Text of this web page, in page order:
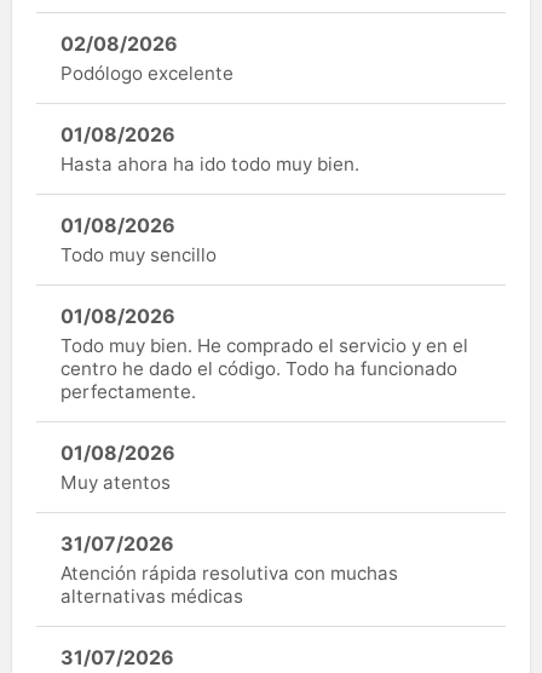
02/08/2026
Podólogo excelente
01/08/2026
Hasta ahora ha ido todo muy bien.
01/08/2026
Todo muy sencillo
01/08/2026
Todo muy bien. He comprado el servicio y en el
centro he dado el código. Todo ha funcionado
perfectamente.
01/08/2026
Muy atentos
31/07/2026
Atención rápida resolutiva con muchas
alternativas médicas
31/07/2026